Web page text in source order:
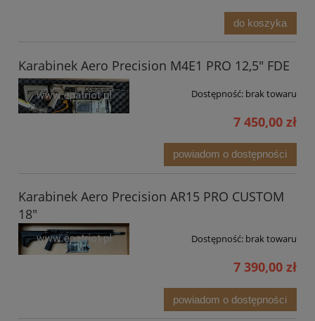
do koszyka
Karabinek Aero Precision M4E1 PRO 12,5" FDE
Dostępność: brak towaru
7 450,00 zł
powiadom o dostępności
Karabinek Aero Precision AR15 PRO CUSTOM
18"
Dostępność: brak towaru
7 390,00 zł
powiadom o dostępności